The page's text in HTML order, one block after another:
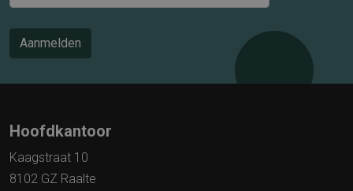
Aanmelden
Hoofdkantoor
Kaagstraat 10
8102 GZ Raalte